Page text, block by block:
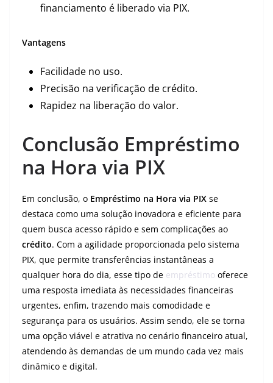
financiamento é liberado via PIX.
Vantagens
Facilidade no uso.
Precisão na verificação de crédito.
Rapidez na liberação do valor.
Conclusão Empréstimo
na Hora via PIX
Em conclusão, o Empréstimo na Hora via PIX se
destaca como uma solução inovadora e eficiente para
quem busca acesso rápido e sem complicações ao
crédito. Com a agilidade proporcionada pelo sistema
PIX, que permite transferências instantâneas a
qualquer hora do dia, esse tipo de empréstimo oferece
uma resposta imediata às necessidades financeiras
urgentes, enfim, trazendo mais comodidade e
segurança para os usuários. Assim sendo, ele se torna
uma opção viável e atrativa no cenário financeiro atual,
atendendo às demandas de um mundo cada vez mais
dinâmico e digital.